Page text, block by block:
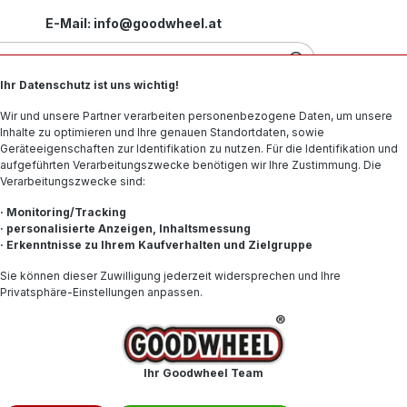
E-Mail: info@goodwheel.at
Motorradreifen Felgen Offroad-Reifen
XL
141,93
Preise inkl.
Ihr Datenschutz ist uns wichtig!
Wir und unsere Partner verarbeiten personenbezogene Daten, um unsere
Inhalte zu optimieren und Ihre genauen Standortdaten, sowie
Geräteeigenschaften zur Identifikation zu nutzen. Für die Identifikation und
aufgeführten Verarbeitungszwecke benötigen wir Ihre Zustimmung. Die
Verarbeitungszwecke sind:
· Monitoring/Tracking
· personalisierte Anzeigen, Inhaltsmessung
· Erkenntnisse zu Ihrem Kaufverhalten und Zielgruppe
Sie können dieser Zuwilligung jederzeit widersprechen und Ihre
Privatsphäre-Einstellungen anpassen.
Ihr Goodwheel Team